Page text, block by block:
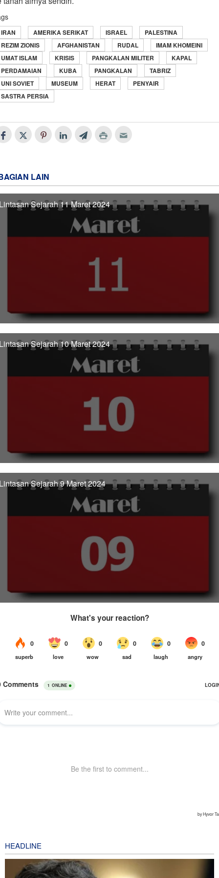
IRAN AMERIKA SERIKAT ISRAEL
PALESTINA
REZIM ZIONIS
AFGHANISTAN RUDAL
IMAM KHOMEINI
UMAT ISLAM
KRISIS PANGKALAN MILITER
KAPAL
PERDAMAIAN
KUBA PANGKALAN
TABRIZ
UNI SOVIET
MUSEUM HERAT
PENYAIR
SASTRA PERSIA
LAIN
Sejarah 11 Maret 2024
Sejarah 10 Maret 2024
Sejarah 9 Maret 2024
HEADLINE